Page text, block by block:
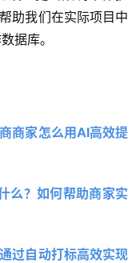
助我们在实际项目中
据库。
商家怎么用AI高效提
么？如何帮助商家实
过自动打标高效实现